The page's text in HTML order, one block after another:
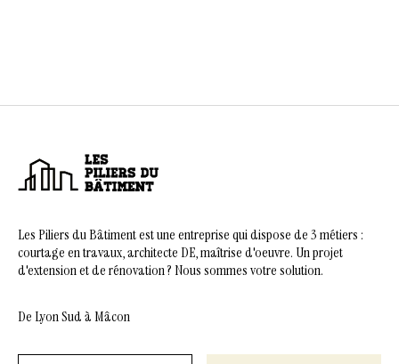
Les Piliers du Bâtiment est une entreprise qui dispose de 3 métiers :
courtage en travaux, architecte DE, maîtrise d'oeuvre. Un projet
d'extension et de rénovation ? Nous sommes votre solution.
De Lyon Sud à Mâcon